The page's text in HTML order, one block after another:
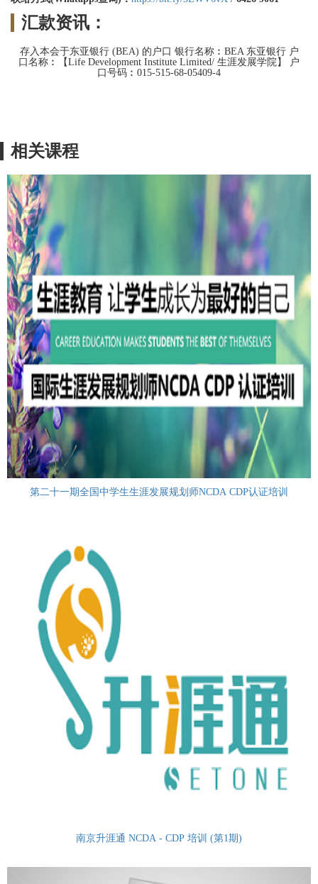
汇款资讯：
存入本会于东亚银行 (BEA) 的户口 银行名称︰BEA 东亚银行 户
口名称︰【Life Development Institute Limited/ 生涯发展学院】 户
口号码︰015-515-68-05409-4
相关课程
第二十一期全国中学生生涯发展规划师NCDA CDP认证培训
南京升涯通 NCDA - CDP 培训 (第1期)